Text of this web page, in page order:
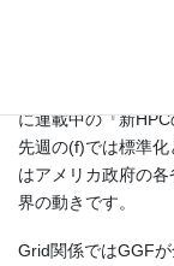
に連載中の『新
先週の(f)では標準
はアメリカ政府の
界の動きです。
Grid関係ではGGFが